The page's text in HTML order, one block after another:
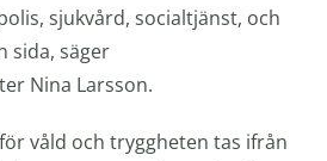
sjukvård, socialtjänst, och
sida, säger
Nina Larsson.
våld och tryggheten tas ifrån